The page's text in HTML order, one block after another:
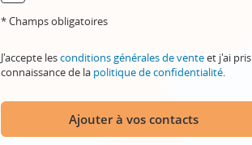
* Champs obligatoires
J'accepte lesconditions générales de venteet j'ai pris
connaissance de la politique de confidentialité.
Ajouter à vos contacts